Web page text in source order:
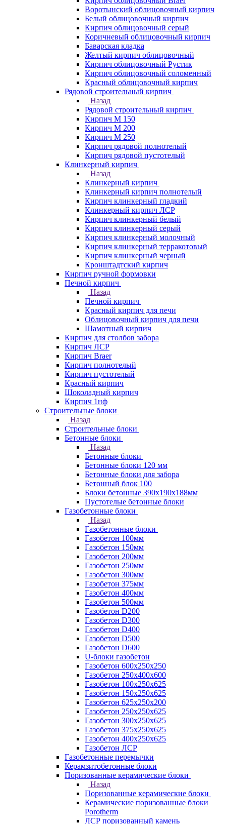
Воротынский облицовочный кирпич
Белый облицовочный кирпич
Кирпич облицовочный серый
Коричневый облицовочный кирпич
Баварская кладка
Желтый кирпич облицовочный
Кирпич облицовочный Рустик
Кирпич облицовочный соломенный
Красный облицовочный кирпич
Рядовой строительный кирпич
Назад
Рядовой строительный кирпич
Кирпич М 150
Кирпич М 200
Кирпич М 250
Кирпич рядовой полнотелый
Кирпич рядовой пустотелый
Клинкерный кирпич
Назад
Клинкерный кирпич
Клинкерный кирпич полнотелый
Кирпич клинкерный гладкий
Клинкерный кирпич ЛСР
Кирпич клинкерный белый
Кирпич клинкерный серый
Кирпич клинкерный молочный
Кирпич клинкерный терракотовый
Кирпич клинкерный черный
Кронштадтский кирпич
Кирпич ручной формовки
Печной кирпич
Назад
Печной кирпич
Красный кирпич для печи
Облицовочный кирпич для печи
Шамотный кирпич
Кирпич для столбов забора
Кирпич ЛСР
Кирпич Braer
Кирпич полнотелый
Кирпич пустотелый
Красный кирпич
Шоколадный кирпич
Кирпич 1нф
Строительные блоки
Назад
Строительные блоки
Бетонные блоки
Назад
Бетонные блоки
Бетонные блоки 120 мм
Бетонные блоки для забора
Бетонный блок 100
Блоки бетонные 390х190х188мм
Пустотелые бетонные блоки
Газобетонные блоки
Назад
Газобетонные блоки
Газобетон 100мм
Газобетон 150мм
Газобетон 200мм
Газобетон 250мм
Газобетон 300мм
Газобетон 375мм
Газобетон 400мм
Газобетон 500мм
Газобетон D200
Газобетон D300
Газобетон D400
Газобетон D500
Газобетон D600
U-блоки газобетон
Газобетон 600x250x250
Газобетон 250x400x600
Газобетон 100х250х625
Газобетон 150х250х625
Газобетон 625х250х200
Газобетон 250х250х625
Газобетон 300х250х625
Газобетон 375х250х625
Газобетон 400х250х625
Газобетон ЛСР
Газобетонные перемычки
Керамзитобетонные блоки
Поризованные керамические блоки
Назад
Поризованные керамические блоки
Керамические поризованные блоки
Porotherm
ЛСР поризованный камень